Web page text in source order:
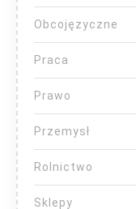
Obcojęzyczne
Praca
Prawo
Przemysł
Rolnictwo
Sklepy